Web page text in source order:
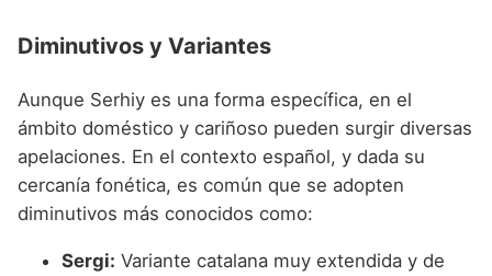
Diminutivos y Variantes
Aunque Serhiy es una forma específica, en el
ámbito doméstico y cariñoso pueden surgir diversas
apelaciones. En el contexto español, y dada su
cercanía fonética, es común que se adopten
diminutivos más conocidos como:
Sergi: Variante catalana muy extendida y de